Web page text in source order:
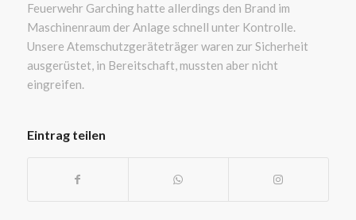
Feuerwehr Garching hatte allerdings den Brand im
Maschinenraum der Anlage schnell unter Kontrolle.
Unsere Atemschutzgeräteträger waren zur Sicherheit
ausgerüstet, in Bereitschaft, mussten aber nicht
eingreifen.
Eintrag teilen